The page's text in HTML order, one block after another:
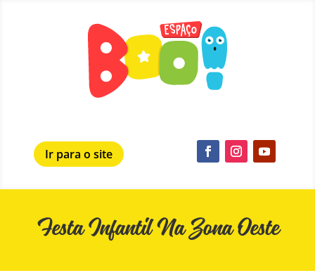
Ir para o site
Festa Infantil Na Zona Oeste